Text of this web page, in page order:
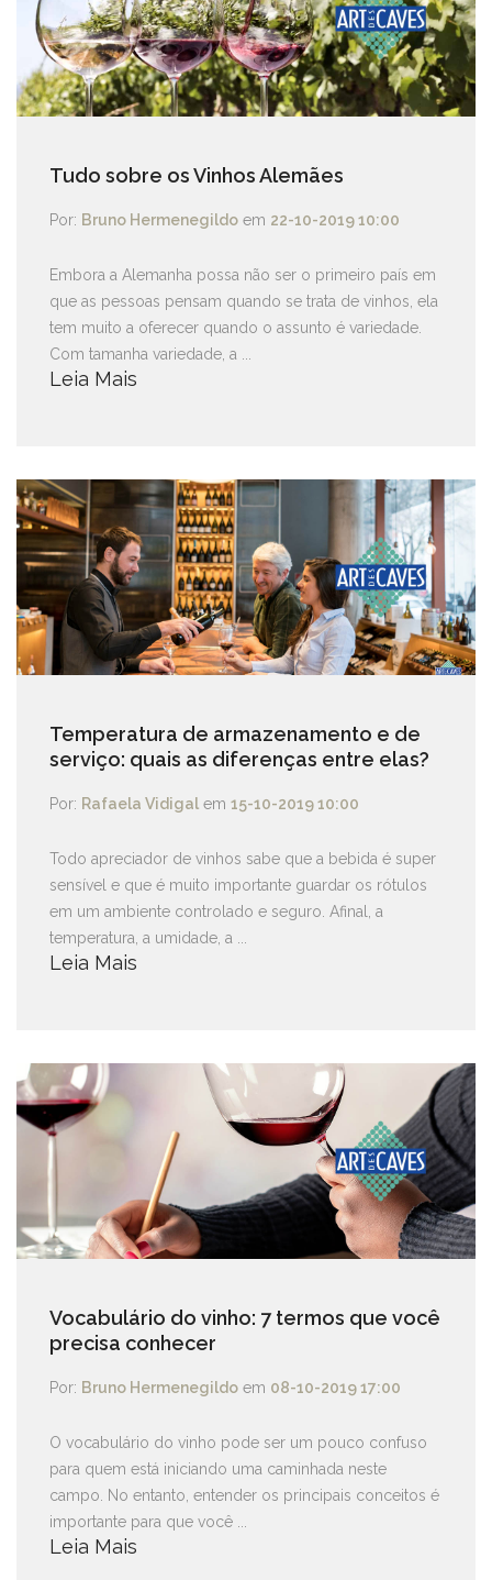
Tudo sobre os Vinhos Alemães
Por: Bruno Hermenegildo em 22-10-2019 10:00
Embora a Alemanha possa não ser o primeiro país em
que as pessoas pensam quando se trata de vinhos, ela
tem muito a oferecer quando o assunto é variedade.
Com tamanha variedade, a ...
Leia Mais
Temperatura de armazenamento e de
serviço: quais as diferenças entre elas?
Por: Rafaela Vidigal em 15-10-2019 10:00
Todo apreciador de vinhos sabe que a bebida é super
sensível e que é muito importante guardar os rótulos
em um ambiente controlado e seguro. Afinal, a
temperatura, a umidade, a ...
Leia Mais
Vocabulário do vinho: 7 termos que você
precisa conhecer
Por: Bruno Hermenegildo em 08-10-2019 17:00
O vocabulário do vinho pode ser um pouco confuso
para quem está iniciando uma caminhada neste
campo. No entanto, entender os principais conceitos é
importante para que você ...
Leia Mais